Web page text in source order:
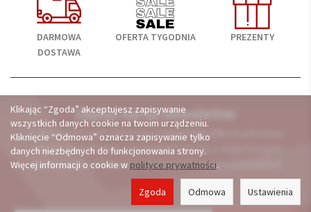
DARMOWA
DOSTAWA
OFERTA TYGODNIA PREZENTY
Zapisz się na newsletter
A otrzymasz kod rabatowyo wartości 3%
zakupy. Dodatkowo, powiadomimy Cię o wyjątkowych
promocjach, ofertach i nowościach na porcelana24.pl
Klikając “Zgoda” akceptujesz zapisywanie
wszystkich danych cookie na twoim urządzeniu.
Kliknięcie “Odmowa” oznacza zapisywanie tylko
danych niezbędnych do funkcjonowania strony.
Więcej informacji o cookie w polityce prywatności.
Ustawienia
Odmowa
Zgoda